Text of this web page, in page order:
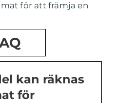
för att främja en
kan räknas
för